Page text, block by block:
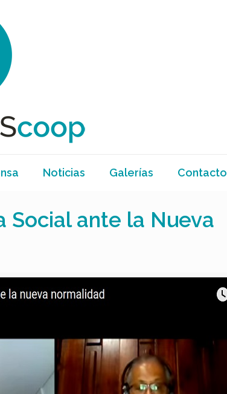
Noticias Galerías Contacto
Social ante la Nueva